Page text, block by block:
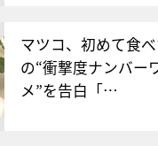
マツコ、初めて食
の“衝撃度ナンバー
メ”を告白「…